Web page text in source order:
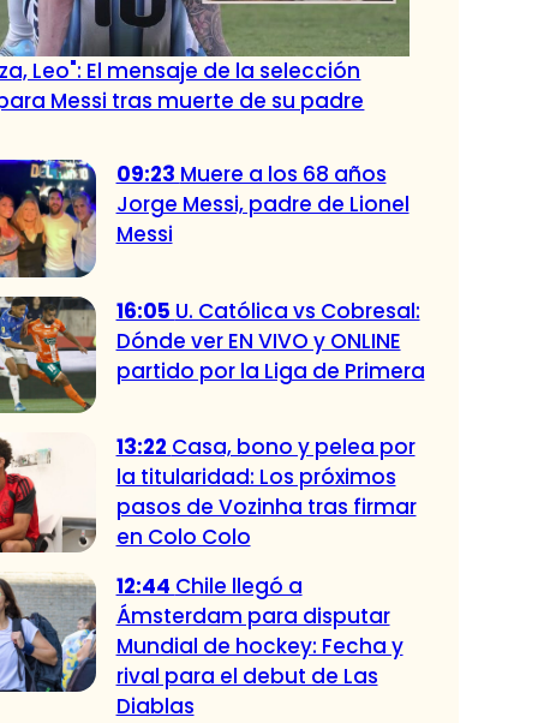
Leo": El mensaje de la selección
Messi tras muerte de su padre
09:23 Muere a los 68 años
Jorge Messi, padre de Lionel
Messi
16:05 U. Católica vs Cobresal:
Dónde ver EN VIVO y ONLINE
partido por la Liga de Primera
13:22 Casa, bono y pelea por
la titularidad: Los próximos
pasos de Vozinha tras firmar
en Colo Colo
12:44 Chile llegó a
Ámsterdam para disputar
Mundial de hockey: Fecha y
rival para el debut de Las
Diablas